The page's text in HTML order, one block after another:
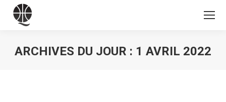
ARCHIVES DU JOUR : 1 AVRIL 2022